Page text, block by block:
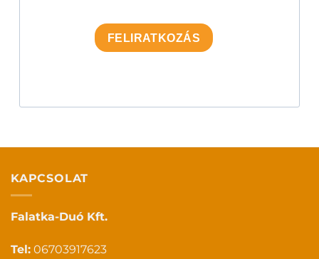
FELIRATKOZÁS
KAPCSOLAT
Falatka-Duó Kft.
Tel: 06703917623